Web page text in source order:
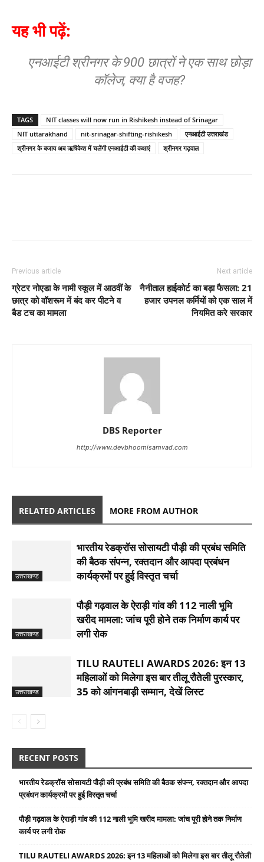
यह भी पढ़ें:
एनआईटी श्रीनगर के 900 छात्रों ने एक साथ छोड़ा
कॉलेज, क्या है वजह?
TAGS
NIT classes will now run in Rishikesh instead of Srinagar
NIT uttarakhand
nit-srinagar-shifting-rishikesh
एनआईटी उत्तराखंड
श्रीनगर के बजाय अब ऋषिकेश में चलेंगी एनआईटी की कक्षाएं
श्रीनगर गढ़वाल
Previous article
ग्रेटर नोएडा के नामी स्कूल में आठवीं के
छात्र को वॉशरूम में बंद कर पीटने व
बैड टच का मामला
Next article
नैनीताल हाईकोर्ट का बड़ा फैसला: 21
हजार उपनल कर्मियों को एक साल में
नियमित करे सरकार
DBS Reporter
http://www.devbhoomisamvad.com
RELATED ARTICLES MORE FROM AUTHOR
उत्तराखण्ड
भारतीय रेडक्रॉस सोसायटी पौड़ी की प्रबंध समिति
की बैठक संपन्न, रक्तदान और आपदा प्रबंधन
कार्यक्रमों पर हुई विस्तृत चर्चा
उत्तराखण्ड
पौड़ी गढ़वाल के ऐराड़ी गांव की 112 नाली भूमि
खरीद मामला: जांच पूरी होने तक निर्माण कार्य पर
लगी रोक
उत्तराखण्ड
TILU RAUTELI AWARDS 2026: इन 13
महिलाओं को मिलेगा इस बार तीलू रौतेली पुरस्कार,
35 को आंगनबाड़ी सम्मान, देखें लिस्ट
RECENT POSTS
भारतीय रेडक्रॉस सोसायटी पौड़ी की प्रबंध समिति की बैठक संपन्न, रक्तदान और आपदा
प्रबंधन कार्यक्रमों पर हुई विस्तृत चर्चा
पौड़ी गढ़वाल के ऐराड़ी गांव की 112 नाली भूमि खरीद मामला: जांच पूरी होने तक निर्माण
कार्य पर लगी रोक
TILU RAUTELI AWARDS 2026: इन 13 महिलाओं को मिलेगा इस बार तीलू रौतेली